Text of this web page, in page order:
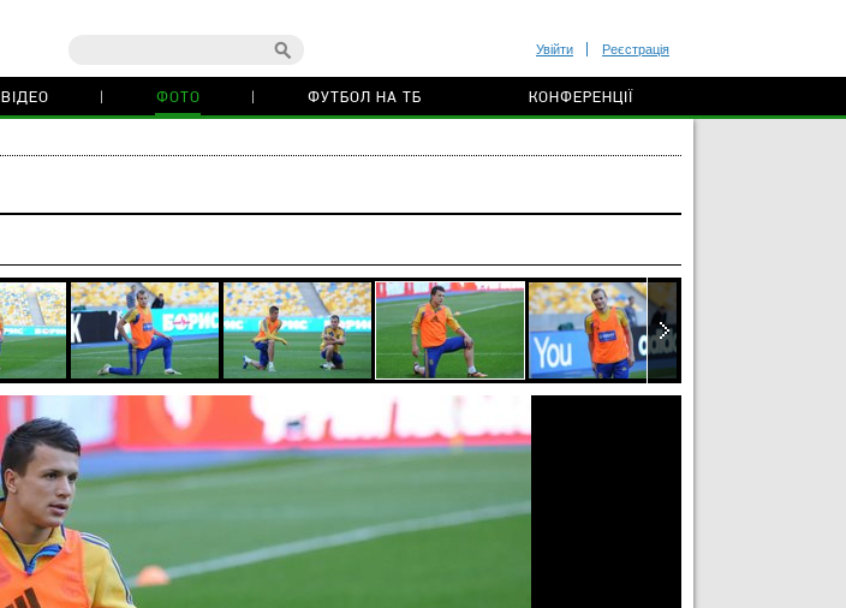
Увійти Реєстрація
ВІДЕО ФОТО ФУТБОЛ НА ТБ КОНФЕРЕНЦІЇ